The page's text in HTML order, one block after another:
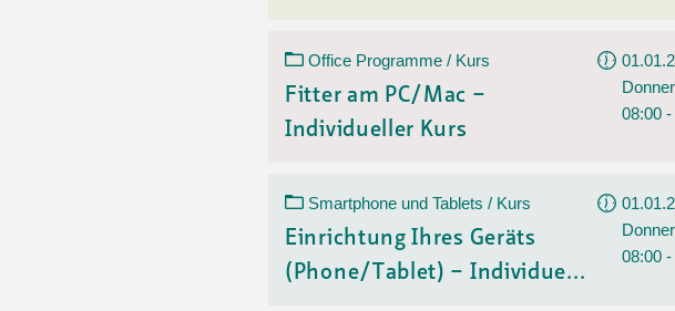
Office Programme / Kurs
Fitter am PC/Mac –
Individueller Kurs
08:00
Smartphone und Tablets / Kurs
Einrichtung Ihres Geräts
(Phone/Tablet) – Individue...
08:00